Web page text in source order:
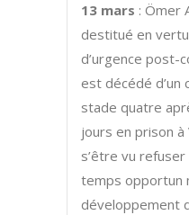
13 mars : Ömer
destitué en
d’urgence post-
est décédé d’un
stade quatre
jours en prison à
s’être vu
temps opportun
développement